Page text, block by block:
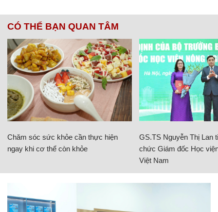
CÓ THỂ BẠN QUAN TÂM
Chăm sóc sức khỏe cần thực hiện
ngay khi cơ thể còn khỏe
GS.TS Nguyễn Thị Lan
chức Giám đốc Học
Việt Nam